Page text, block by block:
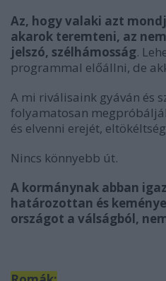
Az, hogy valaki azt
akarok teremteni, az
jelszó, szélhámosság.
programmal előállni, de
A mi riválisaink gyáván és
folyamatosan
és elvenni erejét,
Nincs könnyebb út.
A kormánynak abban
határozottan és
országot a válságból,